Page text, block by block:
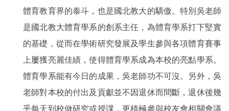
體育教育界的泰斗，也是國北教大的驕傲。特別吳老師
是國北教大體育學系的創系主任，為體育學系打下堅實
的基礎，從而在學術研究發展及學生參與各項體育賽事
上屢獲亮麗佳績，使得體育學系成為本校的亮點學系。
體育學系能有今日的成果，吳老師功不可沒。另外，吳
老師對本校的付出及貢獻並不因退休而間斷，退休後幾
乎每天到校做研究或授課，更積極參與校友會相關會議